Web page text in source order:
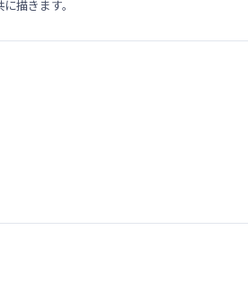
に描きます。